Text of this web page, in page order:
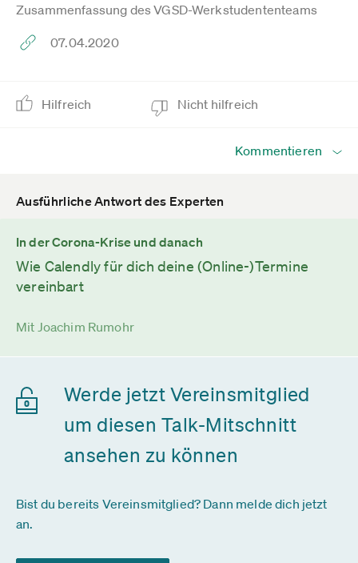
Zusammenfassung des VGSD-Werkstudententeams
07.04.2020
Hilfreich Nicht hilfreich
Kommentieren
Ausführliche Antwort des Experten
In der Corona-Krise und danach
Wie Calendly für dich deine (Online-)Termine
vereinbart
Mit Joachim Rumohr
Werde jetzt Vereinsmitglied
um diesen Talk-Mitschnitt
ansehen zu können
Bist du bereits Vereinsmitglied? Dann melde dich jetzt
an.